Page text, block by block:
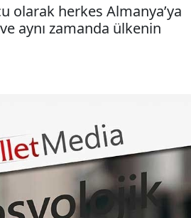
olarak herkes Almanya’ya
aynı zamanda ülkenin